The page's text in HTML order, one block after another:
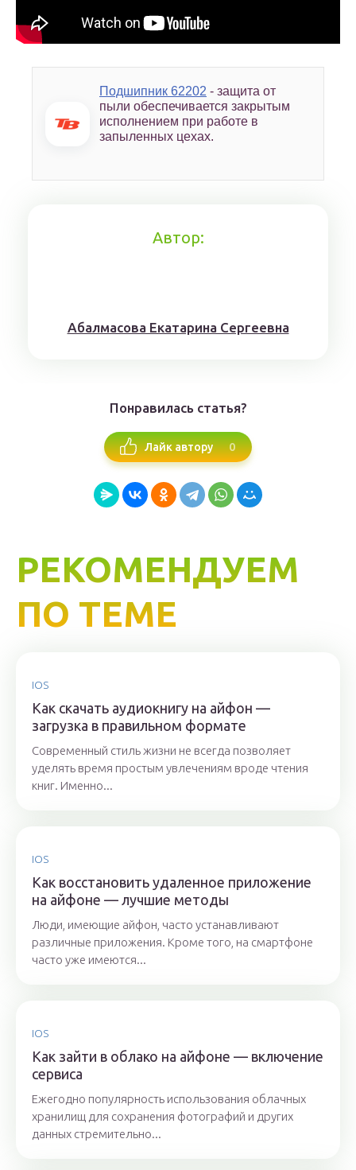
Подшипник 62202 - защита от
пыли обеспечивается закрытым
исполнением при работе в
запыленных цехах.
Автор:
Aбaлмaсoвa Eкaтaринa Ceргeeвнa
Понравилась статья?
Лайк автору 0
РЕКОМЕНДУЕМ
ПО ТЕМЕ
IOS
Как скачать аудиокнигу на айфон —
загрузка в правильном формате
Современный стиль жизни не всегда позволяет
уделять время простым увлечениям вроде чтения
книг. Именно...
IOS
Как восстановить удаленное приложение
на айфоне — лучшие методы
Люди, имеющие айфон, часто устанавливают
различные приложения. Кроме того, на смартфоне
часто уже имеются...
IOS
Как зайти в облако на айфоне — включение
сервиса
Ежегодно популярность использования облачных
хранилищ для сохранения фотографий и других
данных стремительно...